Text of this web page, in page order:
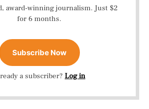
award-winning journalism. Just $2
for 6 months.
Subscribe Now
a subscriber? Log in